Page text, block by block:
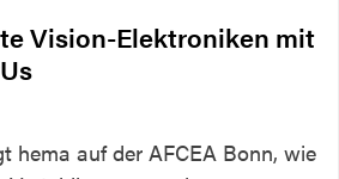
Vision-Elektroniken mit
hema auf der AFCEA Bonn, wie